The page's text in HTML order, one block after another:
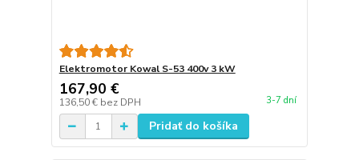
Elektromotor Kowal S-53 400v 3 kW
167,90 €
136,50 € bez DPH 3-7 dní
Pridať do košíka